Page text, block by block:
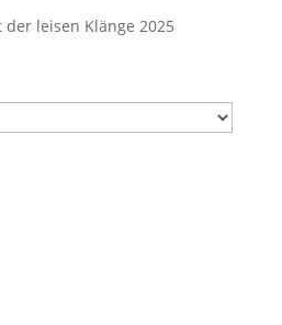
der leisen Klänge 2025